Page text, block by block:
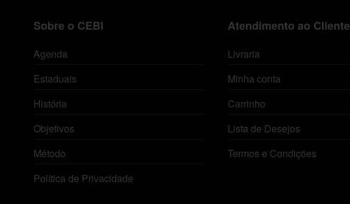
Sobre o CEBI
Agenda
Estaduais
História
Objetivos
Método
Política de Privacidade
Atendimento ao Cliente
Livraria
Minha conta
Carrinho
Lista de Desejos
Termos e Condições